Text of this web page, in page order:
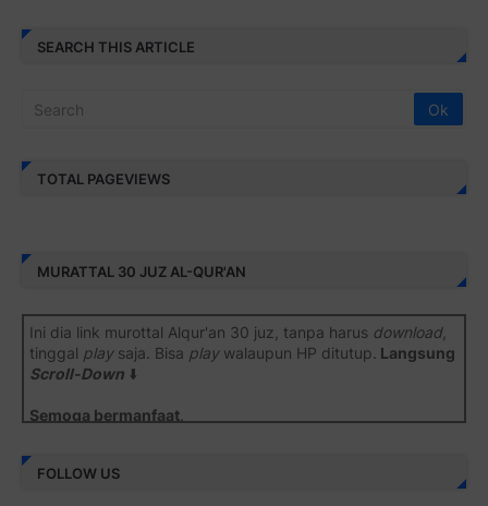
SEARCH THIS ARTICLE
TOTAL PAGEVIEWS
MURATTAL 30 JUZ AL-QUR'AN
Ini dia link murottal Alqur'an 30 juz, tanpa harus download,
tinggal playsaja. Bisa playwalaupun HP ditutup. Langsung
Scroll-Down ⬇️
Semoga bermanfaat.
Juz 1 ⇨
FOLLOW US